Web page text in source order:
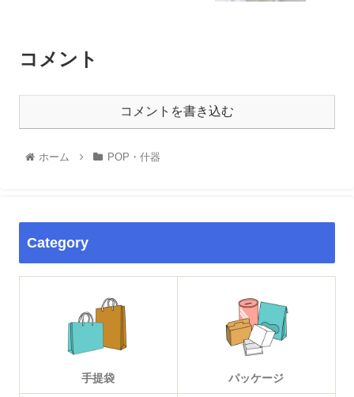
コメント
コメントを書き込む
ホーム POP・什器
Category
手提袋 パッケージ